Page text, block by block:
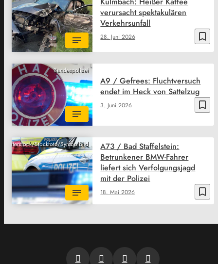
bookmark_border
28. Juni 2026
verursacht spektakulären
Verkehrsunfall
Bundespolizei
bookmark_border
3. Juni 2026
A9 / Gefrees: Fluchtversuch
endet im Heck von Sattelzug
Shutterstock/Stockfoto/Symbolbild
bookmark_border
18. Mai 2026
A73 / Bad Staffelstein:
Betrunkener BMW-Fahrer
liefert sich Verfolgungsjagd
mit der Polizei